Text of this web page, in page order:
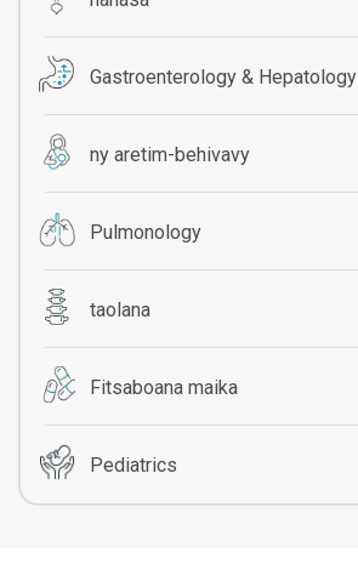
Gastroenterology & Hepatology
ny aretim-behivavy
Pulmonology
taolana
Fitsaboana maika
Pediatrics